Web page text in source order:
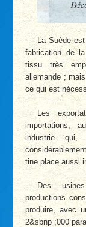
La Suède
fabrication de
tissu très
allemande ;
ce qui est
Les
importations,
industrie qui,
tine place aussi
Des
productions
produire, avec
2&sbnp ;000